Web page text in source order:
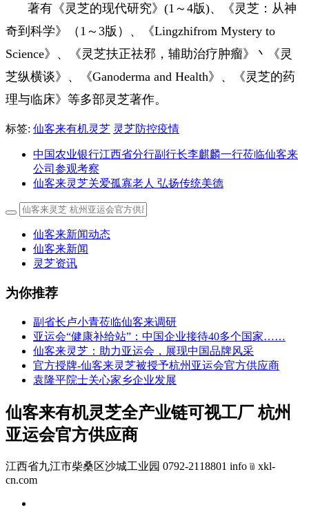
著有《灵芝的现代研究》(1～4版)、《灵芝：从神
奇到科学》（1～3版）、《Lingzhifrom Mystery to
Science》、《灵芝扶正祛邪，辅助治疗肿瘤》丶《灵
芝纵横谈》、《Ganoderma and Health》、《灵芝的药
理与临床》等多部灵芝著作。
标签: 仙客来有机灵芝 灵芝防控疫情
中国农业银行江西省分行副行长李麒麟一行莅临仙客来
公司参观考察
仙客来灵芝关爱孤寡老人 弘扬传统美德
仙客来新闻动态
仙客来新闻
灵芝资讯
为你推荐
副省长卢小青莅临仙客来调研
亚运会“健康补给站”：中国企业接待40多个国家……
仙客来灵芝：助力亚运会，展现中国品牌风采
官方授牌-仙客来灵芝被授予杭州亚运会官方供应商
袁隆平院士关心家乡企业发展
仙客来有机灵芝全产业链可视工厂 杭州
亚运会官方供应商
江西省九江市柴桑区沙城工业园 0792-2118801 info﹫xkl-
cn.com